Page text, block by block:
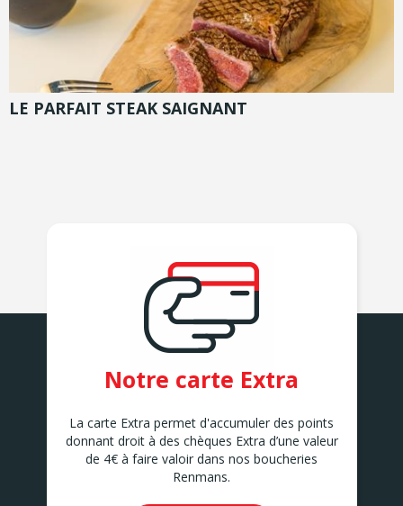
LE PARFAIT STEAK SAIGNANT
Notre carte Extra
La carte Extra permet d'accumuler des points
donnant droit à des chèques Extra d’une valeur
de 4€ à faire valoir dans nos boucheries
Renmans.